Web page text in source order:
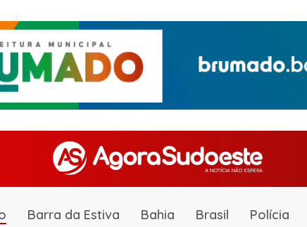
Barra da Estiva Bahia Brasil Polícia